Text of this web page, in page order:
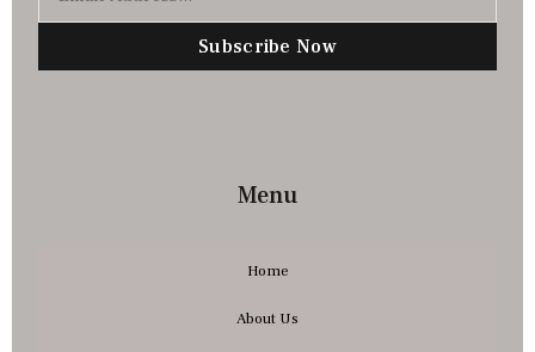
Subscribe Now
Menu
Home
About Us